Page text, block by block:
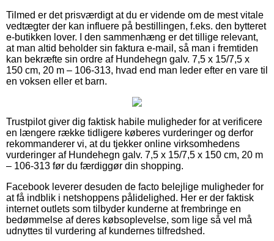
Tilmed er det prisværdigt at du er vidende om de mest vitale
vedtægter der kan influere på bestillingen, f.eks. den bytteret
e-butikken lover. I den sammenhæng er det tillige relevant,
at man altid beholder sin faktura e-mail, så man i fremtiden
kan bekræfte sin ordre af Hundehegn galv. 7,5 x 15/7,5 x
150 cm, 20 m – 106-313, hvad end man leder efter en vare til
en voksen eller et barn.
Trustpilot giver dig faktisk habile muligheder for at verificere
en længere række tidligere køberes vurderinger og derfor
rekommanderer vi, at du tjekker online virksomhedens
vurderinger af Hundehegn galv. 7,5 x 15/7,5 x 150 cm, 20 m
– 106-313 før du færdiggør din shopping.
Facebook leverer desuden de facto belejlige muligheder for
at få indblik i netshoppens pålidelighed. Her er der faktisk
internet outlets som tilbyder kunderne at frembringe en
bedømmelse af deres købsoplevelse, som lige så vel må
udnyttes til vurdering af kundernes tilfredshed.